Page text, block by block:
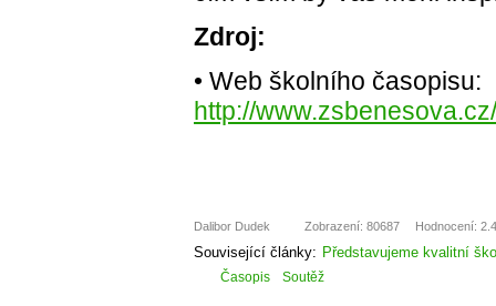
Zdroj:
• Web školního časopisu:
http://
Dalibor Dudek Zobrazení: 80687 Hodnocení:
Související články: Představujeme kvalitní
Časopis Soutěž